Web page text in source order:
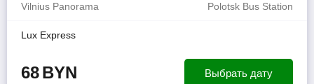
Vilnius Panorama
Polotsk Bus Station
Lux Express
68BYN Выбрать дату